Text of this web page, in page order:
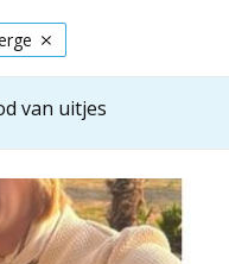
van uitjes